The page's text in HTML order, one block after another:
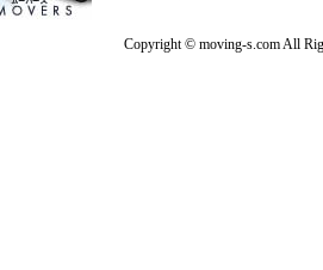
Copyright © moving-s.com All